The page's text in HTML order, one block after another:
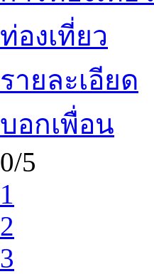
ท่องเที่ยว
รายละเอียด
บอกเพื่อน
0/5
1
2
3